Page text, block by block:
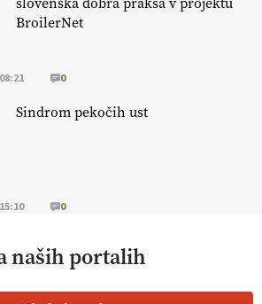
BroilerNet
0
Sindrom pekočih ust
0
naših portalih